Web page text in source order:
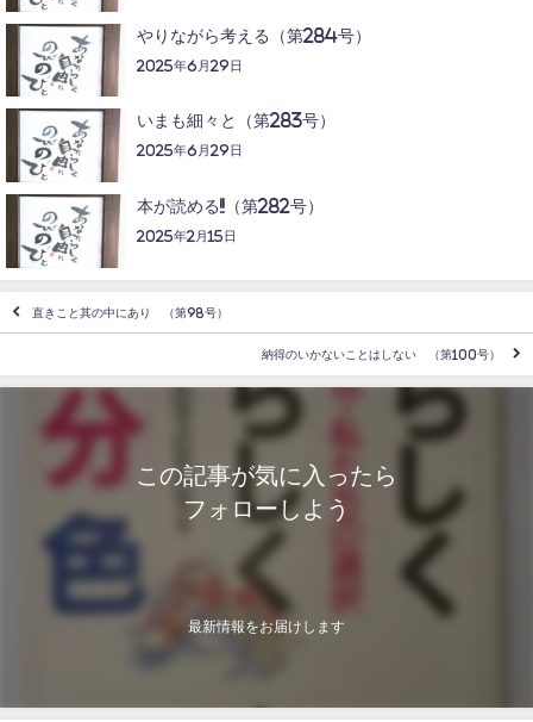
やりながら考える（第284号）
2025年6月29日
いまも細々と（第283号）
2025年6月29日
本が読める!!（第282号）
2025年2月15日
直きこと其の中にあり （第98号）
納得のいかないことはしない （第100号）
この記事が気に入ったら
フォローしよう
最新情報をお届けします